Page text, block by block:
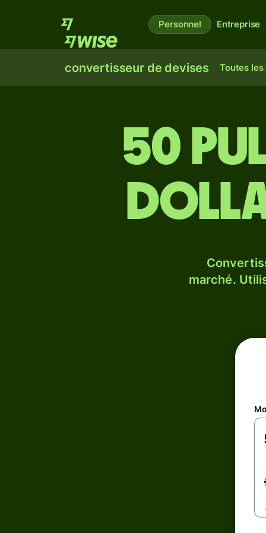
Personnel Entreprise
convertisseur de devises Toutes les
50
marché.